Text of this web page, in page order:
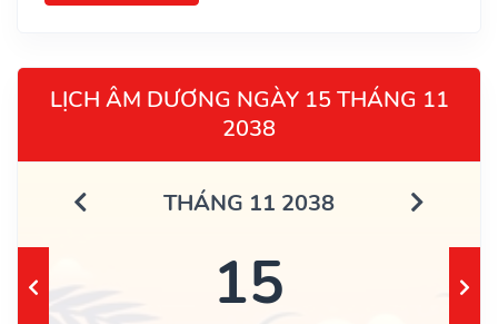
LỊCH ÂM DƯƠNG NGÀY 15 THÁNG 11
2038
THÁNG 11 2038
15